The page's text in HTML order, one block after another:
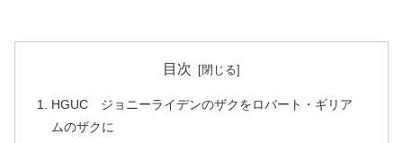
目次
HGUC ジョニーライデンのザクをロバート・ギリア
ムのザクに